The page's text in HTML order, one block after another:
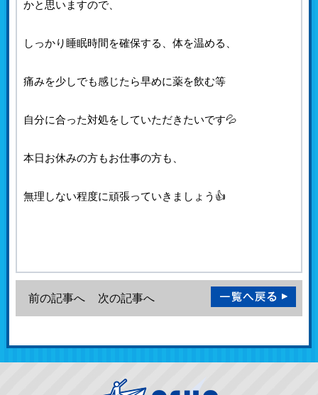
かと思いますので、
しっかり睡眠時間を確保する、体を温める、
痛みを少しでも感じたら早めに薬を飲む等
自分に合った対処をしていただきたいです💦
本日お休みの方もお仕事の方も、
無理しない程度に頑張っていきましょう👍
前の記事へ 次の記事へ